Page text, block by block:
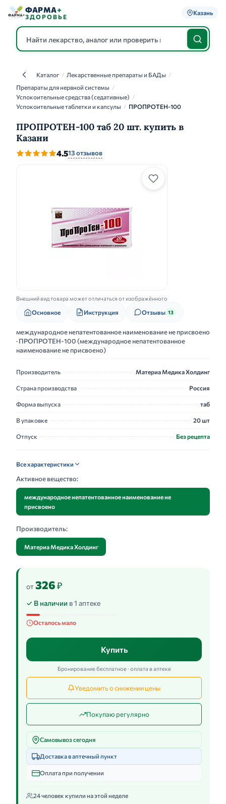
ФАРМА+
ЗДОРОВЬЕ
Казань
КаталогКаталог / Лекарственные препараты и БАДы /
Препараты для нервной системы /
Успокоительные средства (седативные) /
Успокоительные таблетки и капсулы / ПРОПРОТЕН-100
ПРОПРОТЕН-100 таб 20 шт. купить в
Казани
4.513 отзывов
Внешний вид товара может отличаться от изображённого
Основное Инструкция Отзывы 13
международное непатентованное наименование не присвоено
· ПРОПРОТЕН-100 (международное непатентованное
наименование не присвоено)
Производитель Материа Медика Холдинг
Страна производства Россия
Форма выпуска таб
В упаковке 20 шт
Отпуск Без рецепта
Все характеристики
Активное вещество:
международное непатентованное наименование не
присвоено
Производитель:
Материа Медика Холдинг
от326₽
✓ В наличии в 1 аптеке
Осталось мало
Купить
Бронирование бесплатное · оплата в аптеке
Уведомить о снижении цены
Покупаю регулярно
Самовывоз сегодня
Доставка в аптечный пункт
Оплата при получении
24 человек купили на этой неделе